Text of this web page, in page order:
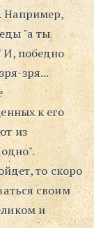
* По жизни
Блог
⋅
Поиск
Например,
"а ты
победно
зря...
к его
из
то скоро
своим
и